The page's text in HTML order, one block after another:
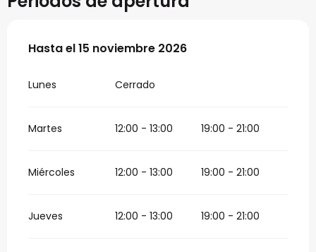
Del1 abril 2026al15 noviembre 2026
Hasta el15 noviembre 2026
Lunes Cerrado
Martes 12:00 - 13:00 19:00 - 21:00
Miércoles 12:00 - 13:00 19:00 - 21:00
Jueves 12:00 - 13:00 19:00 - 21:00